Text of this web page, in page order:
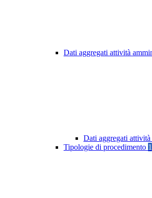
Dati aggregati attività
Dati aggregati
Tipologie di procedimento 1